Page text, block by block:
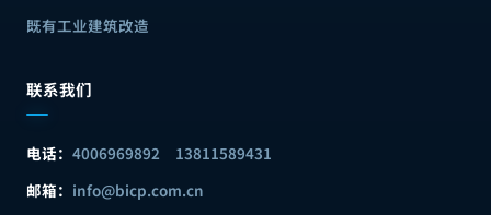
既有工业建筑改造
联系我们
电话： 4006969892
13811589431
邮箱： info@bicp.com.cn